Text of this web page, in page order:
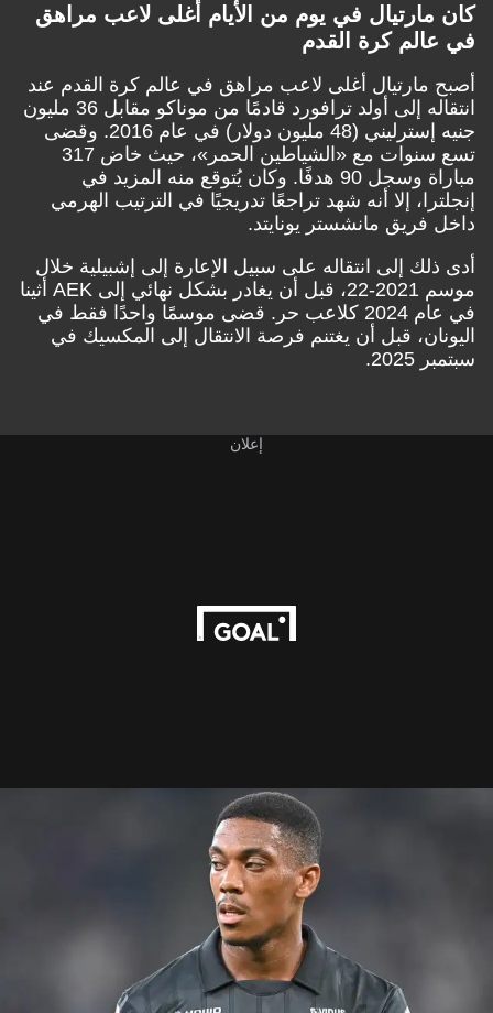
كان مارتيال في يوم من الأيام أغلى لاعب مراهق
في عالم كرة القدم
أصبح مارتيال أغلى لاعب مراهق في عالم كرة القدم عند
انتقاله إلى أولد ترافورد قادمًا من موناكو مقابل 36 مليون
جنيه إسترليني (48 مليون دولار) في عام 2016. وقضى
تسع سنوات مع «الشياطين الحمر»، حيث خاض 317
مباراة وسجل 90 هدفًا. وكان يُتوقع منه المزيد في
إنجلترا، إلا أنه شهد تراجعًا تدريجيًا في الترتيب الهرمي
داخل فريق مانشستر يونايتد.
أدى ذلك إلى انتقاله على سبيل الإعارة إلى إشبيلية خلال
موسم 2021-22، قبل أن يغادر بشكل نهائي إلى AEK أثينا
في عام 2024 كلاعب حر. قضى موسمًا واحدًا فقط في
اليونان، قبل أن يغتنم فرصة الانتقال إلى المكسيك في
سبتمبر 2025.
إعلان